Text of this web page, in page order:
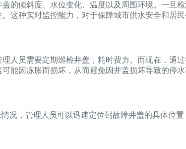
的倾斜度、水位变化、温度以及周围环境。一
这种实时监控能力，对于保障城市供水安全和居民
人员需要定期巡检井盖，耗时费力。而现在，
能因冻胀而损坏，从而避免因井盖损坏导致的停水
况，管理人员可以迅速定位到故障井盖的具体位